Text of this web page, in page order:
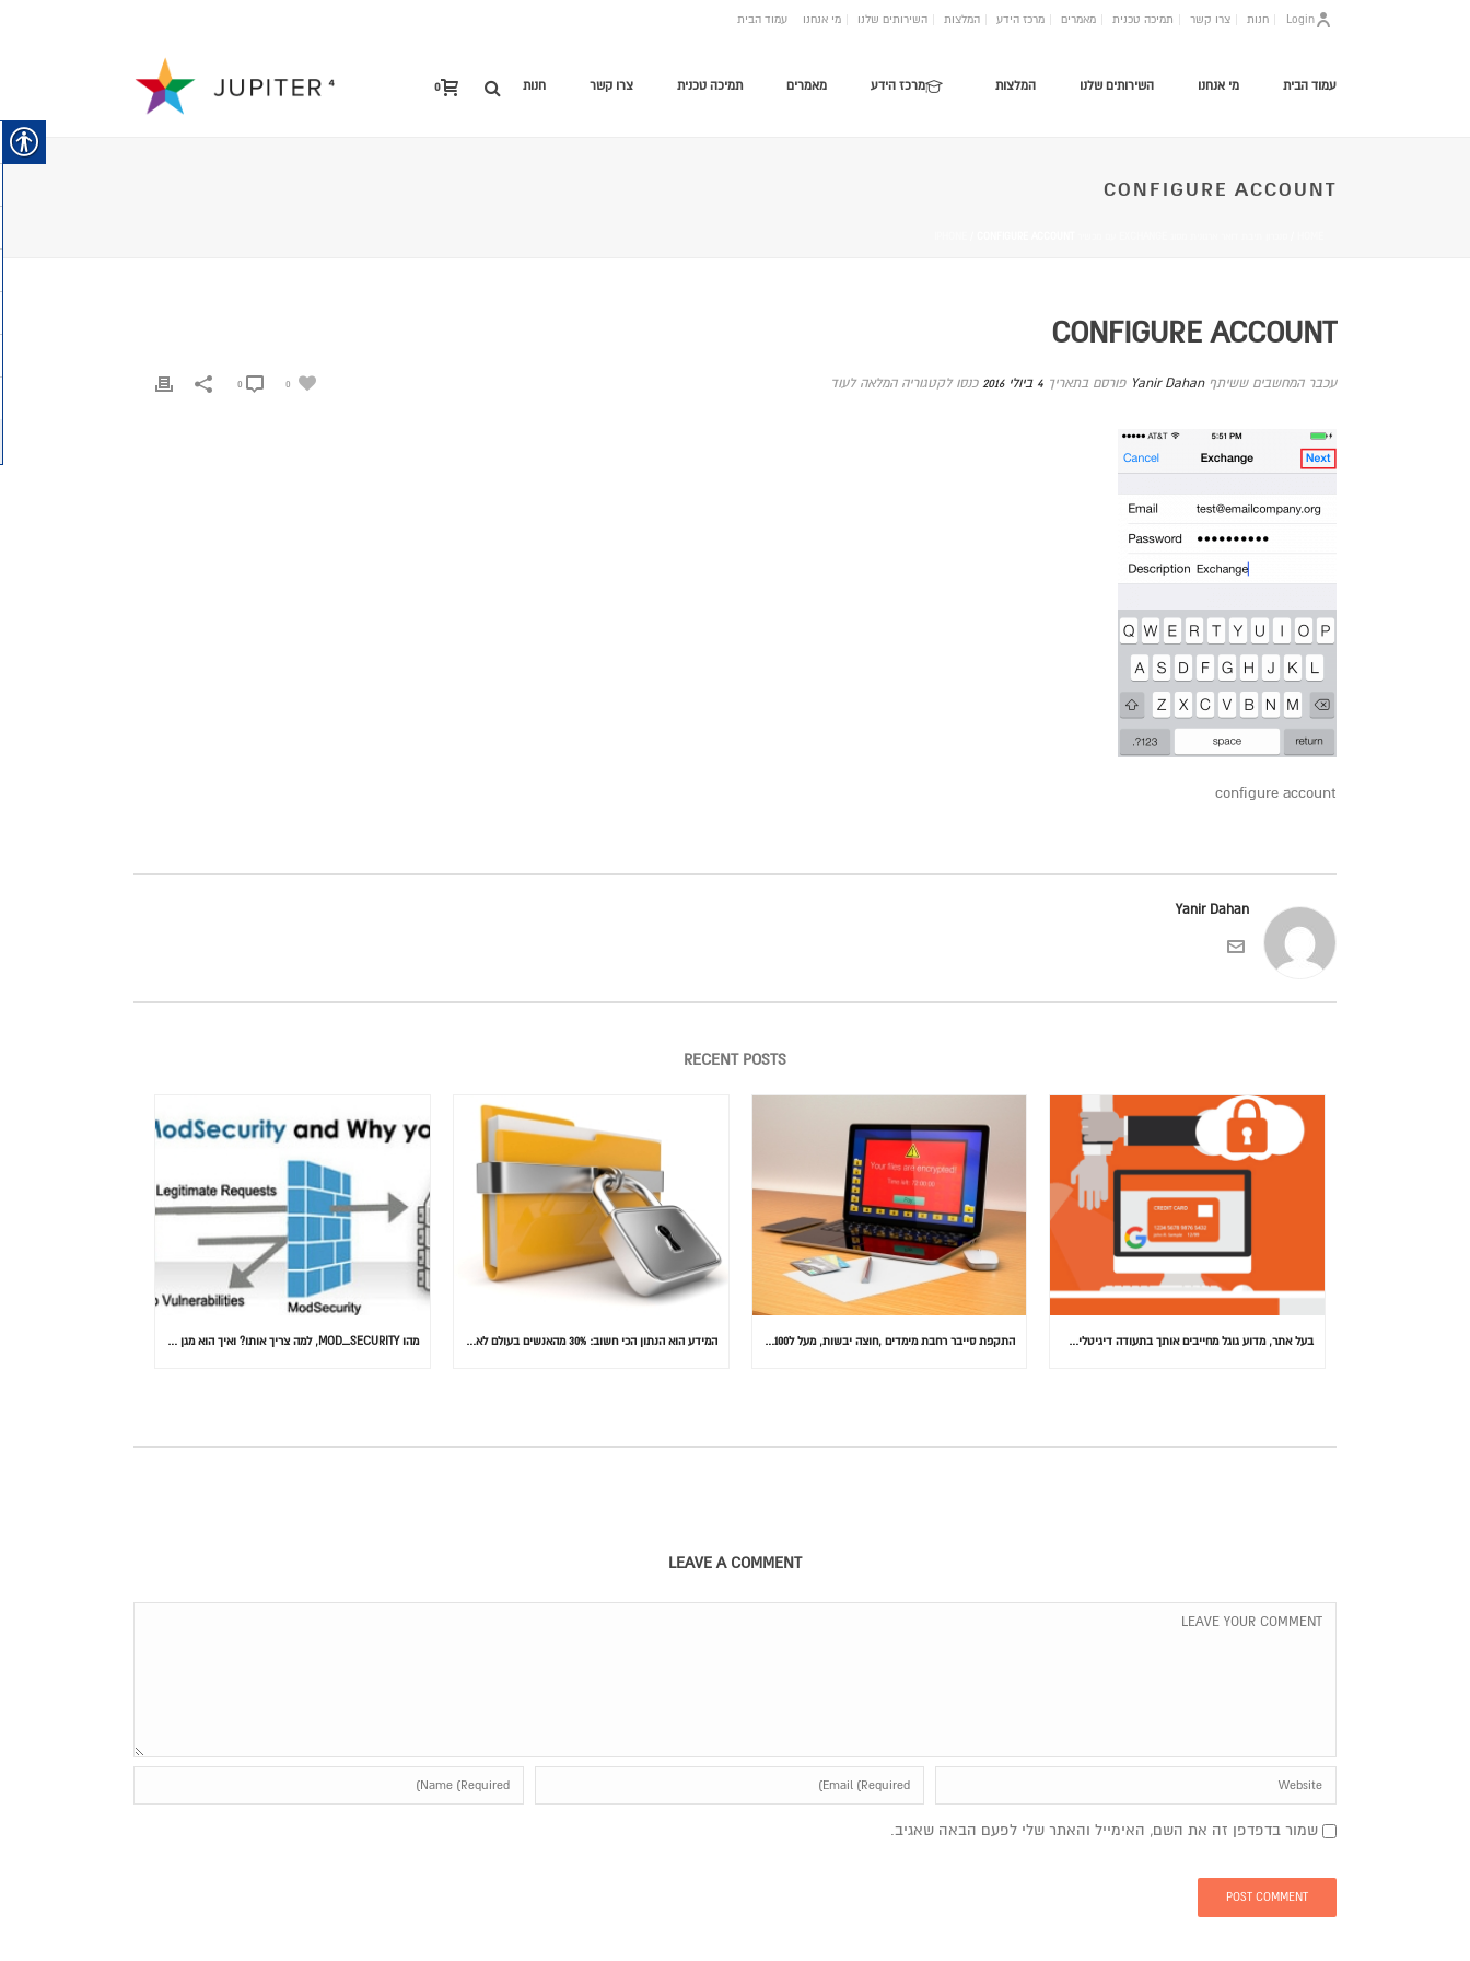
חנות צרו קשר תמיכה טכנית מאמרים מרכז הידע המלצות השירותים שלנו מי אנחנו עמוד הבית Login
חנות צרו קשר תמיכה טכנית מאמרים מרכז הידע המלצות השירותים שלנו מי אנחנו עמוד הבית 0
CONFIGURE ACCOUNT
CONFIGURE ACCOUNT
עכבר המחשבים ששיתףYanir Dahan פורסם בתאריך 4 ביולי 2016 כנסו לקטגוריה המלאה לעוד 0
configure account
Yanir Dahan
RECENT POSTS
בעל אתר, מדוע גוגל מחייבים אותך בתעודה דיגיטלית (SSL) באתרך התקפת סייבר רחבת מימדים ,חוצה יבשות, מעל ל100 מדינות הותקפו ומאות אלפי מחשבים נדבקו המידע הוא הנתון הכי חשוב: 30% מהאנשים בעולם לא גיבו אף פעם מהו MOD_SECURITY, למה צריך אותו? ואיך הוא מגן על אתרכם….
LEAVE A COMMENT
שמור בדפדפן זה את השם, האימייל והאתר שלי לפעם הבאה שאגיב.